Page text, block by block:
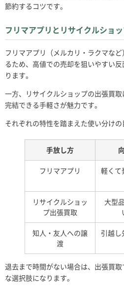
節約するコツです。
フリマアプリとリサイクルショ
フリマアプリ（メルカリ・ラクマな
るため、高値での売却を狙いやすい
ります。
一方、リサイクルショップの出張買
完結できる手軽さが魅力です。
それぞれの特性を踏まえた使い分けの
手放し方
フリマアプリ
軽くて
リサイクルショッ
プ出張買取
大型
知人・友人への譲
渡
引越し
退去まで時間がない場合は、出張買
な選択肢になります。